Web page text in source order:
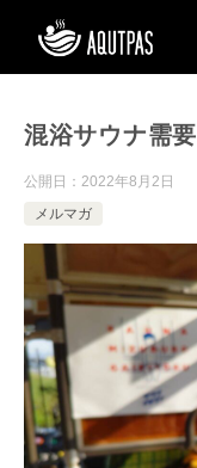
混浴サウナ需要
公開日： 2022年8月2日
メルマガ